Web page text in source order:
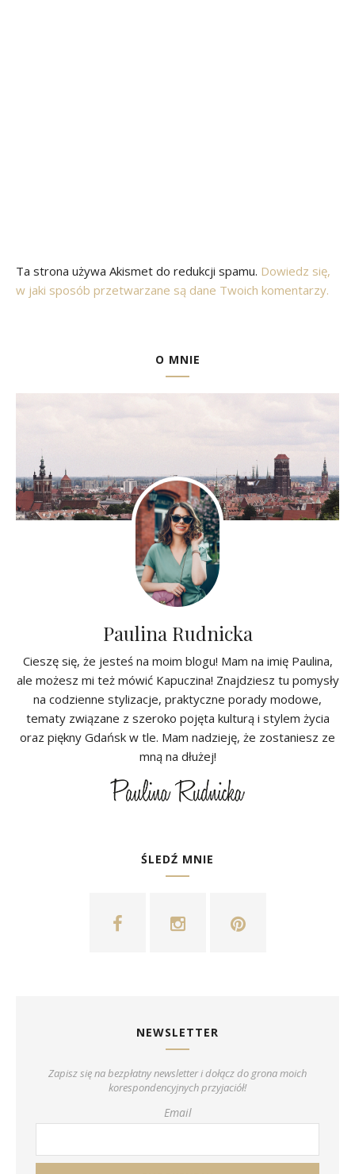
Ta strona używa Akismet do redukcji spamu. Dowiedz się,
w jaki sposób przetwarzane są dane Twoich komentarzy.
O MNIE
Paulina Rudnicka
Cieszę się, że jesteś na moim blogu! Mam na imię Paulina,
ale możesz mi też mówić Kapuczina! Znajdziesz tu pomysły
na codzienne stylizacje, praktyczne porady modowe,
tematy związane z szeroko pojęta kulturą i stylem życia
oraz piękny Gdańsk w tle. Mam nadzieję, że zostaniesz ze
mną na dłużej!
ŚLEDŹ MNIE
NEWSLETTER
Zapisz się na bezpłatny newsletter i dołącz do grona moich
korespondencyjnych przyjaciół!
Email